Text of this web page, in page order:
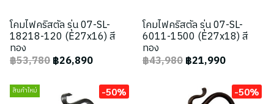
โคมไฟคริสตัล รุ่น 07-SL-
18218-120 (E27x16) สี
ทอง
฿53,780฿26,890
โคมไฟคริสตัล รุ่น 07-SL-
6011-1500 (E27x18) สี
ทอง
฿43,980฿21,990
สินค้าใหม่ -50% -50%